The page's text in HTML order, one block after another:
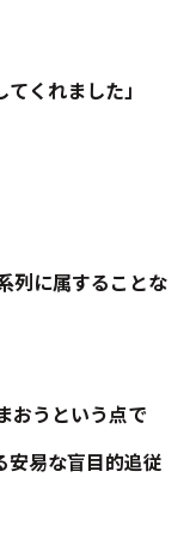
くれました」
列に属することな
おうという点で
安易な盲目的追従